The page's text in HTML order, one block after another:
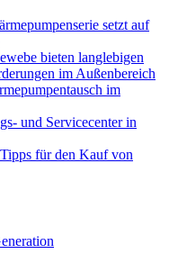
setzt auf
bieten langlebigen
im Außenbereich
im
und Servicecenter in
für den Kauf von